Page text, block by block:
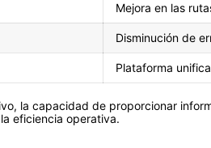
Mejora en las
Disminución de
Plataforma
la capacidad de proporcionar
eficiencia operativa.